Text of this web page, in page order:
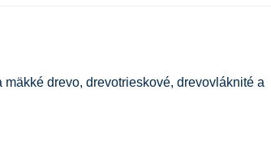
drevo, drevotrieskové, drevovláknité a